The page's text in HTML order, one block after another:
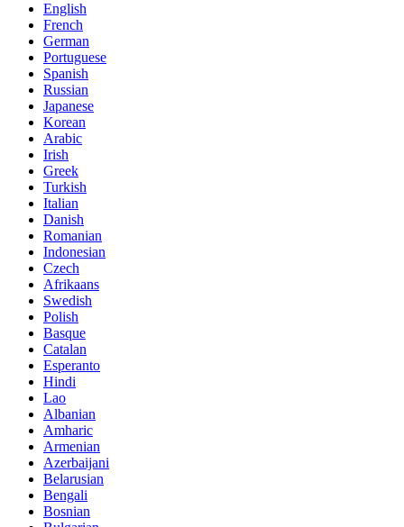
English
French
German
Portuguese
Spanish
Russian
Japanese
Korean
Arabic
Irish
Greek
Turkish
Italian
Danish
Romanian
Indonesian
Czech
Afrikaans
Swedish
Polish
Basque
Catalan
Esperanto
Hindi
Lao
Albanian
Amharic
Armenian
Azerbaijani
Belarusian
Bengali
Bosnian